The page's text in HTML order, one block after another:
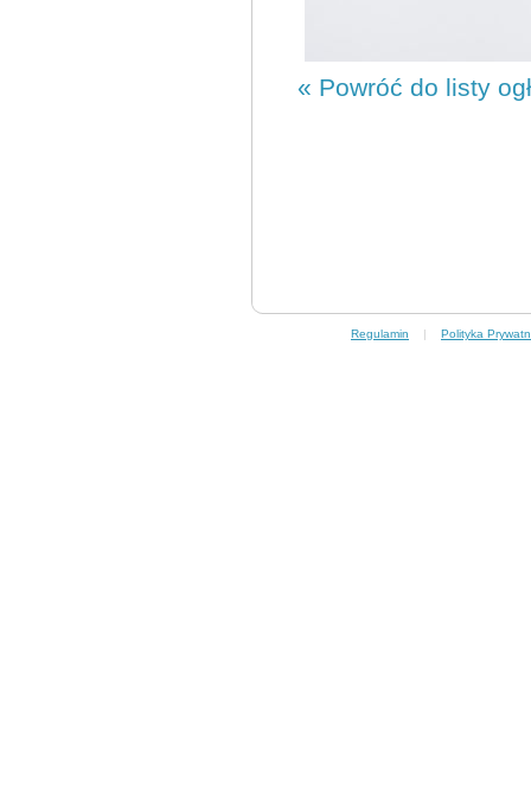
« Powróć do listy
Regulamin | Polityka